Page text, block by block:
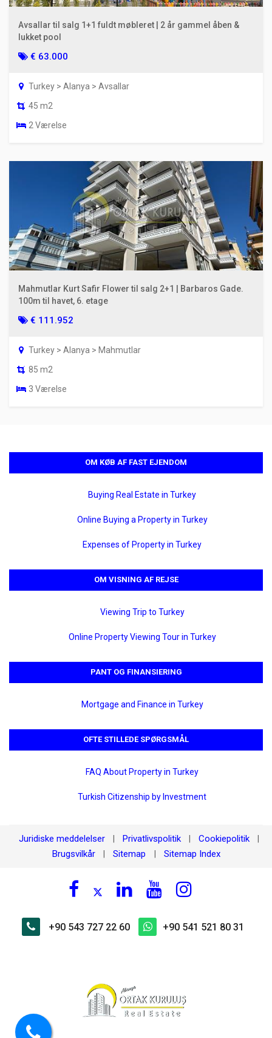
Avsallar til salg 1+1 fuldt møbleret | 2 år gammel åben &
lukket pool
€ 63.000
Turkey > Alanya > Avsallar
45 m2
2 Værelse
Mahmutlar Kurt Safir Flower til salg 2+1 | Barbaros Gade.
100m til havet, 6. etage
€ 111.952
Turkey > Alanya > Mahmutlar
85 m2
3 Værelse
OM KØB AF FAST EJENDOM
Buying Real Estate in Turkey
Online Buying a Property in Turkey
Expenses of Property in Turkey
OM VISNING AF REJSE
Viewing Trip to Turkey
Online Property Viewing Tour in Turkey
PANT OG FINANSIERING
Mortgage and Finance in Turkey
OFTE STILLEDE SPØRGSMÅL
FAQ About Property in Turkey
Turkish Citizenship by Investment
Juridiske meddelelser Privatlivspolitik Cookiepolitik
Brugsvilkår Sitemap Sitemap Index
+90 543 727 22 60 +90 541 521 80 31